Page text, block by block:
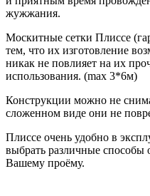
жужжания.
Москитные сетки Плиссе
тем, что их изготовление
никак не повлияет на их
использования. (max 3*6м)
Конструкции можно не
сложенном виде они не
Плиссе очень удобно в
выбрать различные
Вашему проёму.